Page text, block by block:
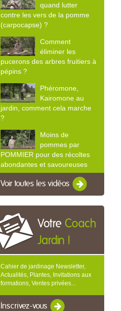
quand lutter
contre les vers de la pomme
(carpocapse) ?
Comment
éliminer les
pucerons des arbres fruitiers à
pépins ?
Phéromone,
Kairomone au
jardin, comment cela marche
?
Moins de
pommes par
POMMIER pour des récoltes
abondantes et savoureuses
Voir toutes les vidéos
Votre Coach
Jardin !
Cahier de jardinage Newsletter,
Actualités, Plantes, Invitations aux
formations, Ventes privées...
Inscrivez-vous